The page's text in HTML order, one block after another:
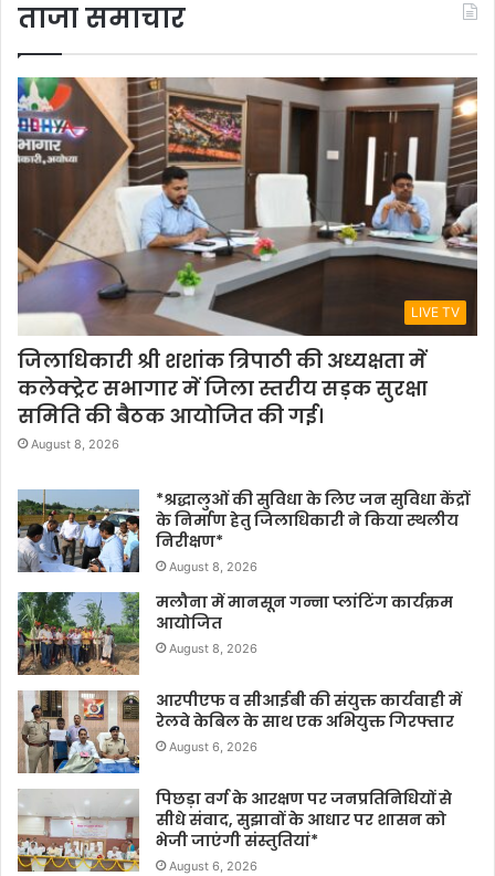
ताजा समाचार
LIVE TV
जिलाधिकारी श्री शशांक त्रिपाठी की अध्यक्षता में
कलेक्ट्रेट सभागार में जिला स्तरीय सड़क सुरक्षा
समिति की बैठक आयोजित की गई।
August 8, 2026
*श्रद्धालुओं की सुविधा के लिए जन सुविधा केंद्रों
के निर्माण हेतु जिलाधिकारी ने किया स्थलीय
निरीक्षण*
August 8, 2026
मलौना में मानसून गन्ना प्लांटिंग कार्यक्रम
आयोजित
August 8, 2026
आरपीएफ व सीआईबी की संयुक्त कार्यवाही में
रेलवे केबिल के साथ एक अभियुक्त गिरफ्तार
August 6, 2026
पिछड़ा वर्ग के आरक्षण पर जनप्रतिनिधियों से
सीधे संवाद, सुझावों के आधार पर शासन को
भेजी जाएंगी संस्तुतियां*
August 6, 2026